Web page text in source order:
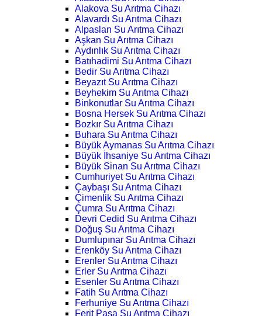
Alakova Su Arıtma Cihazı
Alavardı Su Arıtma Cihazı
Alpaslan Su Arıtma Cihazı
Aşkan Su Arıtma Cihazı
Aydınlık Su Arıtma Cihazı
Batıhadimi Su Arıtma Cihazı
Bedir Su Arıtma Cihazı
Beyazıt Su Arıtma Cihazı
Beyhekim Su Arıtma Cihazı
Binkonutlar Su Arıtma Cihazı
Bosna Hersek Su Arıtma Cihazı
Bozkır Su Arıtma Cihazı
Buhara Su Arıtma Cihazı
Büyük Aymanas Su Arıtma Cihazı
Büyük İhsaniye Su Arıtma Cihazı
Büyük Sinan Su Arıtma Cihazı
Cumhuriyet Su Arıtma Cihazı
Çaybaşı Su Arıtma Cihazı
Çimenlik Su Arıtma Cihazı
Çumra Su Arıtma Cihazı
Devri Cedid Su Arıtma Cihazı
Doğuş Su Arıtma Cihazı
Dumlupınar Su Arıtma Cihazı
Erenköy Su Arıtma Cihazı
Erenler Su Arıtma Cihazı
Erler Su Arıtma Cihazı
Esenler Su Arıtma Cihazı
Fatih Su Arıtma Cihazı
Ferhuniye Su Arıtma Cihazı
Ferit Paşa Su Arıtma Cihazı